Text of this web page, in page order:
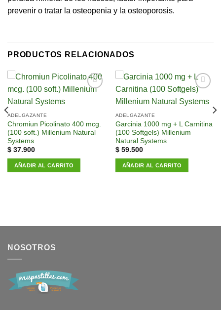
prevenir o tratar la osteopenia y la osteoporosis.
PRODUCTOS RELACIONADOS
ADELGAZANTE
Chromiun Picolinato 400 mcg.
(100 soft.) Millenium Natural
Systems
$37.900
AÑADIR AL CARRITO
Añadir
a la
ADELGAZANTE
Garcinia 1000 mg + L Carnitina
(100 Softgels) Millenium
Natural Systems
$59.500
AÑADIR AL CARRITO
NOSOTROS